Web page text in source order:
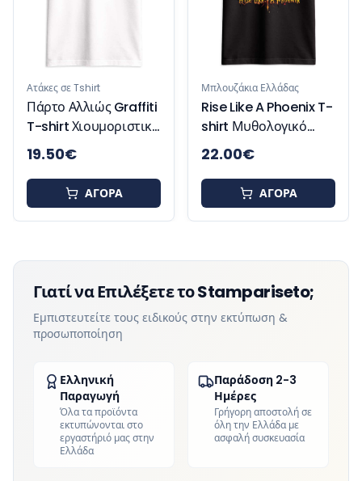
Ατάκες σε Tshirt
Πάρτο Αλλιώς Graffiti
T-shirt Χιουμοριστικό
Μπλουζάκι
19.50€
ΑΓΟΡΑ
Μπλουζάκια Ελλάδας
Rise Like A Phoenix T-
shirt Μυθολογικό
Μπλουζάκι
Έμπνευσης και
Δύναμης
22.00€
ΑΓΟΡΑ
Γιατί να Επιλέξετε το Stampariseto;
Εμπιστευτείτε τους ειδικούς στην εκτύπωση &
προσωποποίηση
Ελληνική
Παραγωγή
Όλα τα προϊόντα
εκτυπώνονται στο
εργαστήριό μας στην
Ελλάδα
Παράδοση 2-3
Ημέρες
Γρήγορη αποστολή σε
όλη την Ελλάδα με
ασφαλή συσκευασία